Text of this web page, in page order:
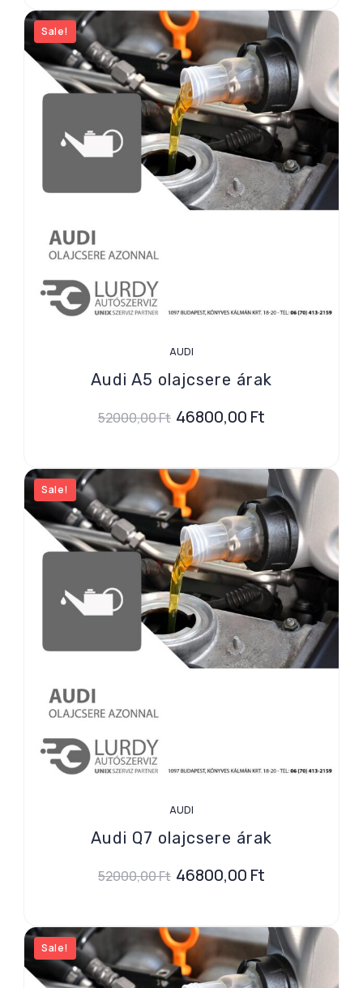
Sale!
AUDI
Audi A5 olajcsere árak
52000,00Ft 46800,00 Ft
Sale!
AUDI
Audi Q7 olajcsere árak
52000,00Ft 46800,00 Ft
Sale!